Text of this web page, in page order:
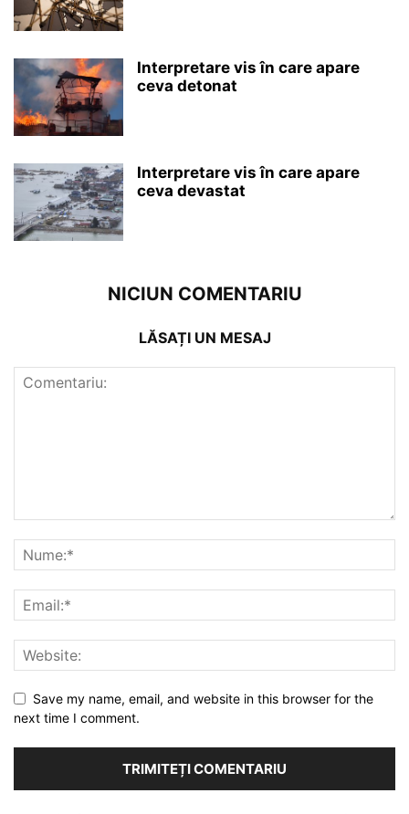
Interpretare vis în care apare
ceva detonat
Interpretare vis în care apare
ceva devastat
NICIUN COMENTARIU
LĂSAȚI UN MESAJ
Save my name, email, and website in this browser for the
next time I comment.